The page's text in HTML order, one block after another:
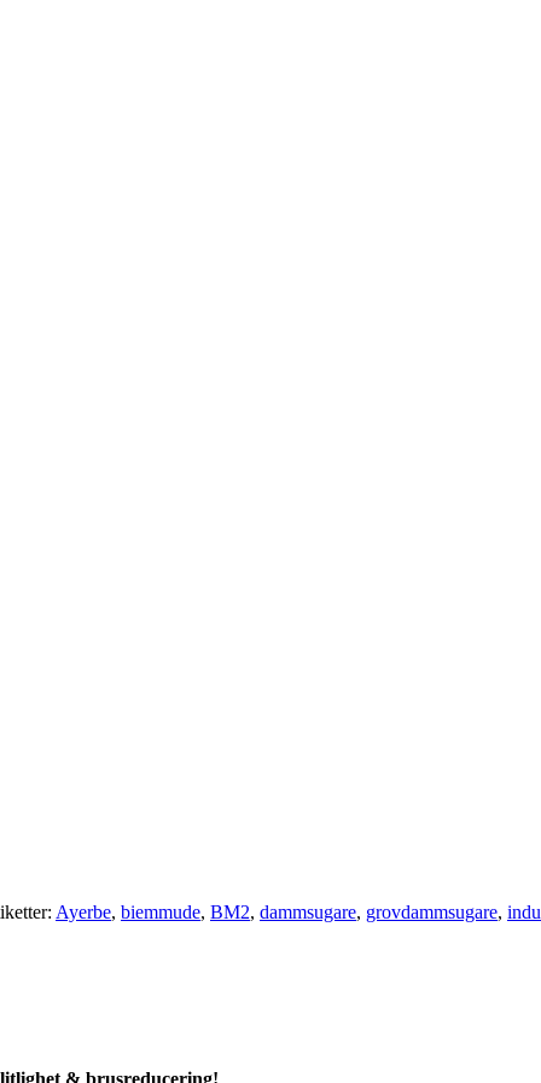
Ayerbe, biemmude, BM2, dammsugare, grovdammsugare,
& brusreducering!